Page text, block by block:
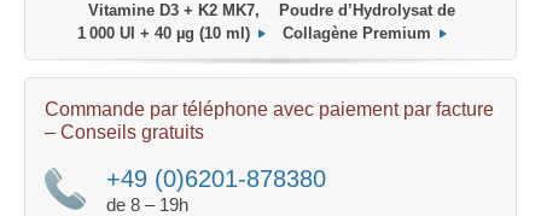
Vitamine D3 + K2 MK7,
1 000 UI + 40 µg (10 ml)
Poudre d’Hydrolysat de
Collagène Premium
Commande par téléphone avec paiement par facture
– Conseils gratuits
+49 (0)6201-878380
de 8 – 19h